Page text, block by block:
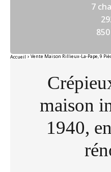
7
Accueil Vente Maison Rillieux-La-Pape, 9
maison
1940,